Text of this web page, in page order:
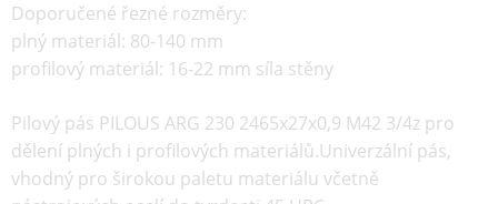
Doporučené řezné rozměry:
plný materiál: 80-140 mm
profilový materiál: 16-22 mm síla stěny
Pilový pás PILOUS ARG 230 2465x27x0,9 M42 3/4z pro
dělení plných i profilových materiálů.Univerzální pás,
vhodný pro širokou paletu materiálu včetně